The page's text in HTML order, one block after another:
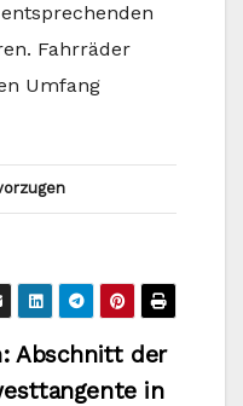
Fahrräder
Umfang
Abschnitt der
in